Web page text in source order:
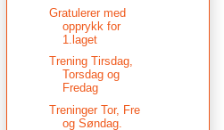
Gratulerer med
opprykk for
1.laget
Trening Tirsdag,
Torsdag og
Fredag
Treninger Tor, Fre
og Søndag.